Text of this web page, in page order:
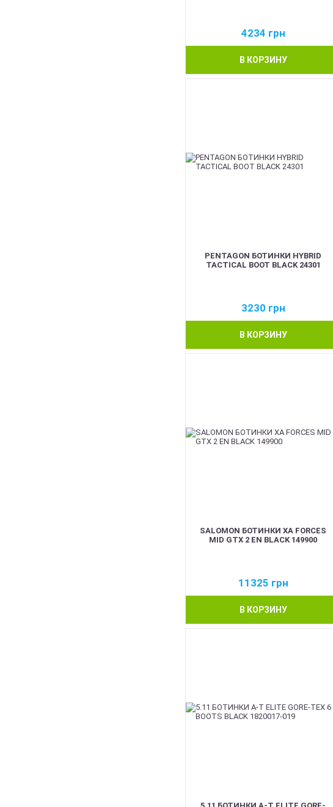
4234 грн
В КОРЗИНУ
PENTAGON БОТИНКИ HYBRID
TACTICAL BOOT BLACK 24301
3230 грн
В КОРЗИНУ
SALOMON БОТИНКИ XA FORCES
MID GTX 2 EN BLACK 149900
11325 грн
В КОРЗИНУ